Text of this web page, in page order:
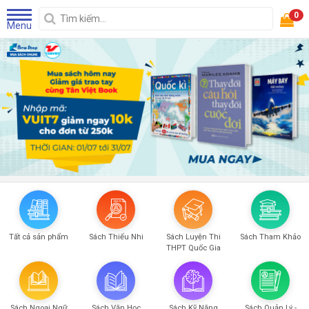
Menu
0
Tất cả sản phẩm Sách Thiếu Nhi
Sách Luyện Thi
THPT Quốc Gia
Sách Tham Khảo